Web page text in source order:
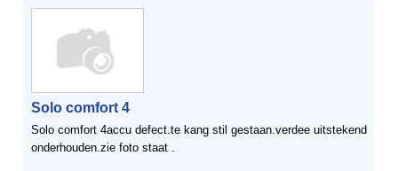
Solo comfort 4
Solo comfort 4accu defect.te kang stil gestaan.verdee uitstekend
onderhouden.zie foto staat .